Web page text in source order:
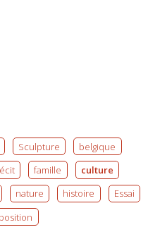
Sculpture
belgique
famille
culture
nature histoire
Essai